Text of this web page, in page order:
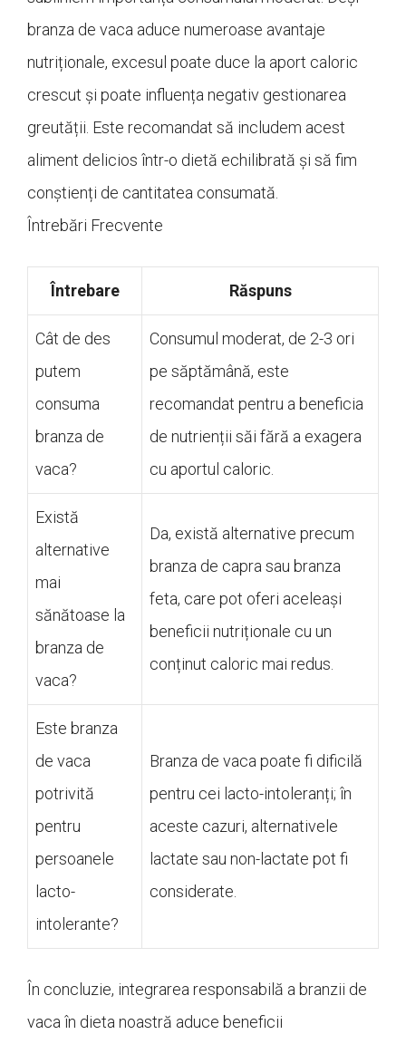
branza de vaca aduce numeroase avantaje
nutriționale, excesul poate duce la aport caloric
crescut și poate influența negativ gestionarea
greutății. Este recomandat să includem acest
aliment delicios într-o dietă echilibrată și să fim
conștienți de cantitatea consumată.
Întrebări Frecvente
Întrebare Răspuns
Cât de des
putem
consuma
branza de
vaca?
Consumul moderat, de 2-3 ori
pe săptămână, este
recomandat pentru a beneficia
de nutrienții săi fără a exagera
cu aportul caloric.
Există
alternative
mai
sănătoase la
branza de
vaca?
Da, există alternative precum
branza de capra sau branza
feta, care pot oferi aceleași
beneficii nutriționale cu un
conținut caloric mai redus.
Este branza
de vaca
potrivită
pentru
persoanele
lacto-
intolerante?
Branza de vaca poate fi dificilă
pentru cei lacto-intoleranți; în
aceste cazuri, alternativele
lactate sau non-lactate pot fi
considerate.
În concluzie, integrarea responsabilă a branzii de
vaca în dieta noastră aduce beneficii